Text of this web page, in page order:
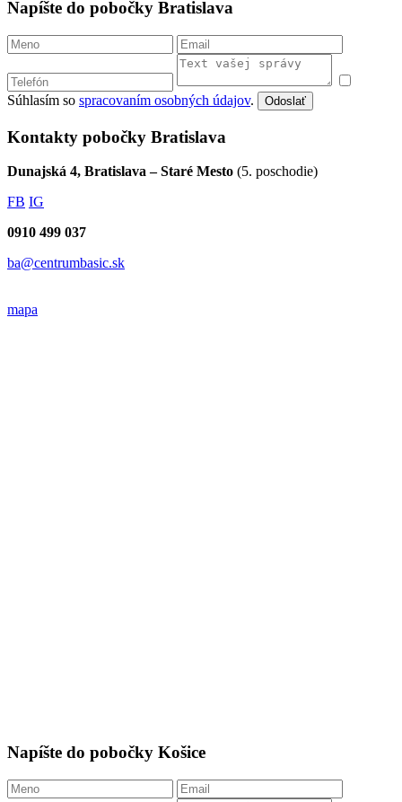
Napíšte do pobočky Bratislava
Súhlasím so spracovaním osobných údajov. Odoslať
Kontakty pobočky Bratislava
Dunajská 4, Bratislava – Staré Mesto (5. poschodie)
FB IG
0910 499 037
ba@centrumbasic.sk
mapa
Napíšte do pobočky Košice